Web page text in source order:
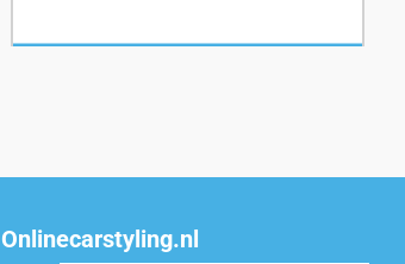
Onlinecarstyling.nl